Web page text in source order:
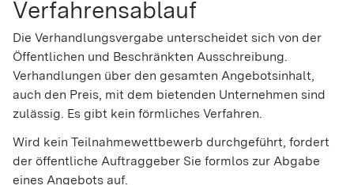
Verfahrensablauf
Die Verhandlungsvergabe unterscheidet sich von der
Öffentlichen und Beschränkten Ausschreibung.
Verhandlungen über den gesamten Angebotsinhalt,
auch den Preis, mit dem bietenden Unternehmen sind
zulässig. Es gibt kein förmliches Verfahren.
Wird kein Teilnahmewettbewerb durchgeführt, fordert
der öffentliche Auftraggeber Sie formlos zur Abgabe
eines Angebots auf.